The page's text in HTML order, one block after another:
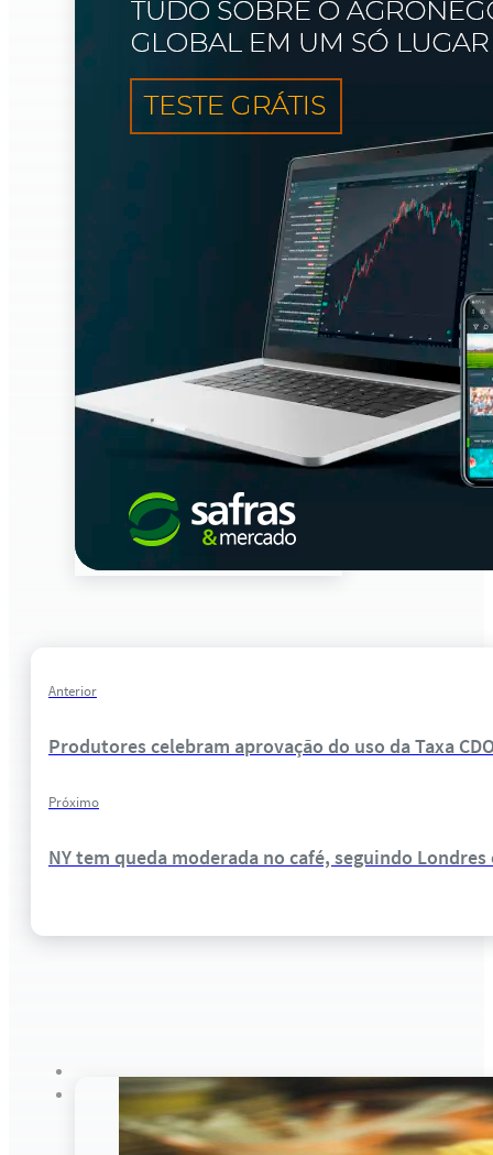
Anterior
Produtores celebram aprovação do uso da Taxa
Próximo
NY tem queda moderada no café, seguindo